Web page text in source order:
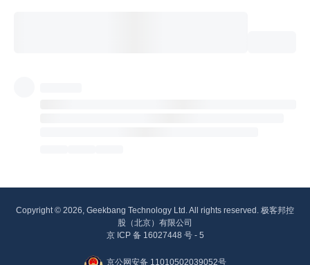
Copyright © 2026, Geekbang Technology Ltd. All rights reserved. 极客邦控
股（北京）有限公司
京 ICP 备 16027448 号 - 5
京公网安备 11010502039052号